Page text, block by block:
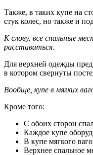
Также, в таких купе на
стук колес, но также и
К слову, все спальные
расставаться.
Для верхней одежды
в котором свернуты
Вообще, купе в мягких
Кроме того:
С обоих сторон
Каждое купе
В купе мягкого
Верхнее спальное